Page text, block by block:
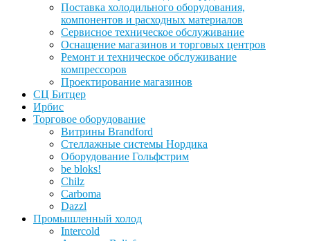
Поставка холодильного оборудования,
компонентов и расходных материалов
Сервисное техническое обслуживание
Оснащение магазинов и торговых центров
Ремонт и техническое обслуживание
компрессоров
Проектирование магазинов
СЦ Битцер
Ирбис
Торговое оборудование
Витрины Brandford
Стеллажные системы Нордика
Оборудование Гольфстрим
be bloks!
Chilz
Carboma
Dazzl
Промышленный холод
Intercold